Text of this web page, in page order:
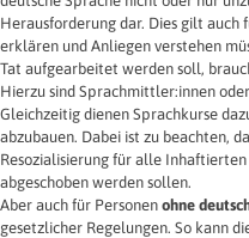
Herausforderung dar. Dies gilt auch
erklären und Anliegen verstehen
Tat aufgearbeitet werden soll,
Hierzu sind Sprachmittler:innen
Gleichzeitig dienen Sprachkurse
abzubauen. Dabei ist zu beachten,
Resozialisierung für alle
abgeschoben werden sollen.
Aber auch für Personen ohne
gesetzlicher Regelungen. So kann